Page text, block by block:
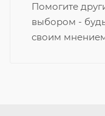
Помогите
выбором -
своим